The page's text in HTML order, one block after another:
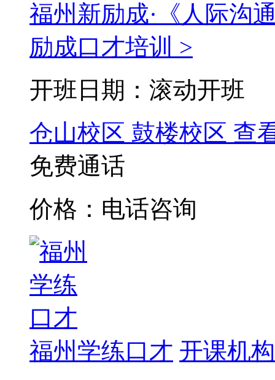
福州新励成·《人际沟
励成口才培训 >
开班日期：滚动开班
仓山校区 鼓楼校区 查
免费通话
价格：电话咨询
福州学练口才 开课机